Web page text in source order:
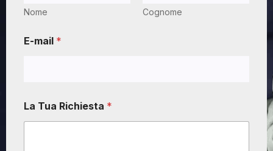
Nome Cognome
E-mail *
La Tua Richiesta *